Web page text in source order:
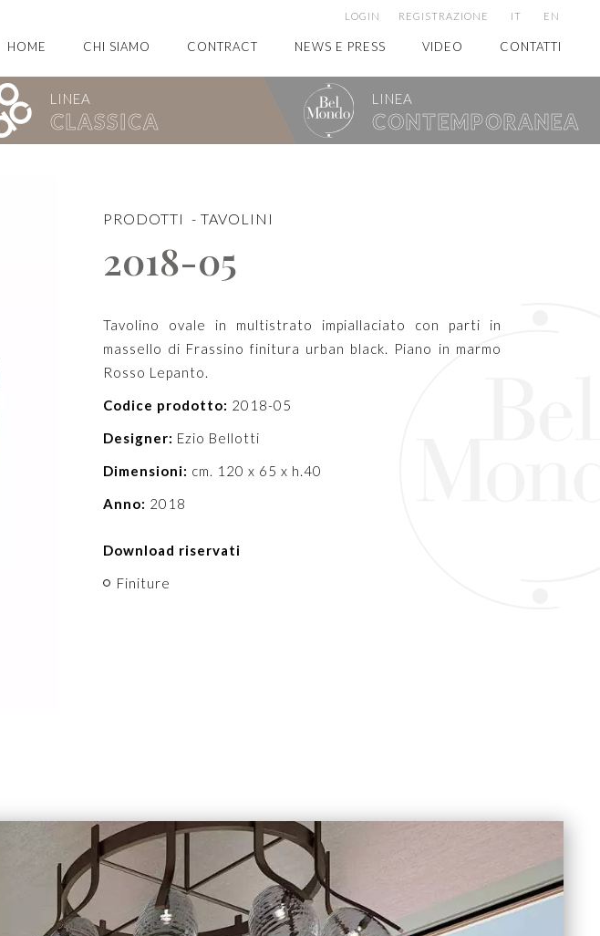
LOGIN REGISTRAZIONE IT EN
HOME CHI SIAMO CONTRACT NEWS E PRESS VIDEO CONTATTI
LINEA
CLASSICA
LINEA
CONTEMPORANEA
PRODOTTI - TAVOLINI
2018-05
Tavolino ovale in multistrato impiallaciato con parti in
massello di Frassino finitura urban black. Piano in marmo
Rosso Lepanto.
Codice prodotto: 2018-05
Designer: Ezio Bellotti
Dimensioni: cm. 120 x 65 x h.40
Anno: 2018
Download riservati
Finiture